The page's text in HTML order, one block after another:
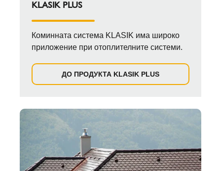
KLASIK PLUS
Коминната система KLASIK има широко
приложение при отоплителните системи.
ДО ПРОДУКТА KLASIK PLUS